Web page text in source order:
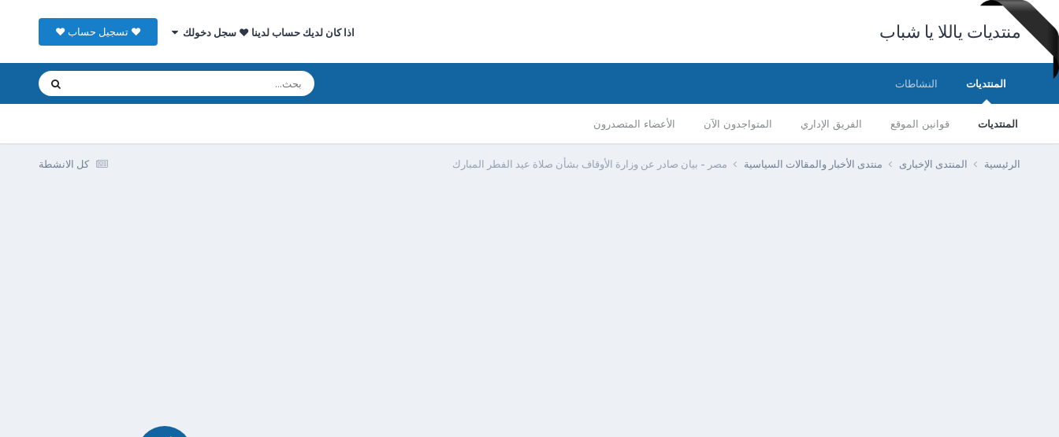
منتديات ياللا يا شباب اذا كان لديك حساب لدينا ♥ سجل دخولك ♥ تسجيل حساب ♥
المنتديات
المنتديات قوانين الموقع الفريق الإداري المتواجدون الآن الأعضاء المتصدرون
النشاطات
كل الانشطة الرئيسية المنتدى الإخبارى منتدى الأخبار والمقالات السياسية مصر - بيان صادر عن وزارة الأوقاف بشأن صلاة عيد الفطر المبارك